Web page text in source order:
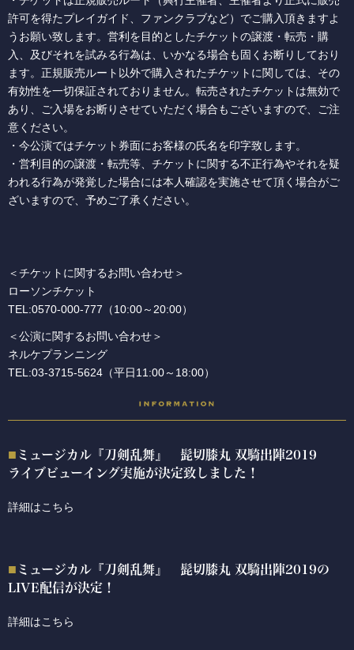
許可を得たプレイガイド、ファンクラブなど）でご購入頂きますよ
うお願い致します。営利を目的としたチケットの譲渡・転売・購
入、及びそれを試みる行為は、いかなる場合も固くお断りしており
ます。正規販売ルート以外で購入されたチケットに関しては、その
有効性を一切保証されておりません。転売されたチケットは無効で
あり、ご入場をお断りさせていただく場合もございますので、ご注
意ください。
・今公演ではチケット券面にお客様の氏名を印字致します。
・営利目的の譲渡・転売等、チケットに関する不正行為やそれを疑
われる行為が発覚した場合には本人確認を実施させて頂く場合がご
ざいますので、予めご了承ください。
＜チケットに関するお問い合わせ＞
ローソンチケット
TEL:0570-000-777（10:00～20:00）
＜公演に関するお問い合わせ＞
ネルケプランニング
TEL:03-3715-5624（平日11:00～18:00）
ミュージカル『刀剣乱舞』 髭切膝丸 双騎出陣2019
ライブビューイング実施が決定致しました！
詳細はこちら
ミュージカル『刀剣乱舞』 髭切膝丸 双騎出陣2019の
LIVE配信が決定！
詳細はこちら